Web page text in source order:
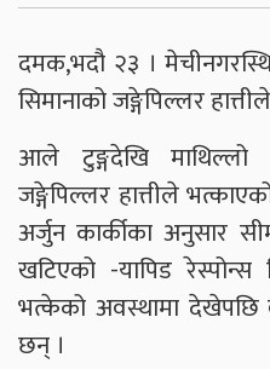
दमक,भदौ २३ ।
सिमानाको जङ्गेपिल्लर
आले टुङ्गदेखि माथिल्लो
जङ्गेपिल्लर हात्तीले
अर्जुन कार्कीका अनुसार
खटिएको -यापिड
भत्केको अवस्थामा देखेपछि
छन् ।